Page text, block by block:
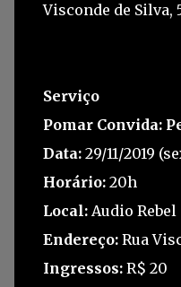
Visconde de Silva,
Serviço
Pomar Convida:
Data: 29/11/2019
Horário: 20h
Local: Audio Rebel
Endereço: Rua
Ingressos: R$ 20